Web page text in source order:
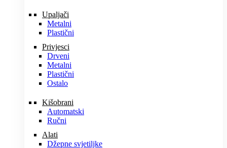
Upaljači
Metalni
Plastični
Privjesci
Drveni
Metalni
Plastični
Ostalo
Kišobrani
Automatski
Ručni
Alati
Džepne svjetiljke